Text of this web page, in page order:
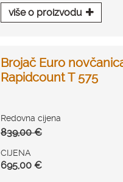
više o proizvodu
Brojač Euro
Rapidcount T 575
Redovna cijena
839,00 €
CIJENA
695,00 €